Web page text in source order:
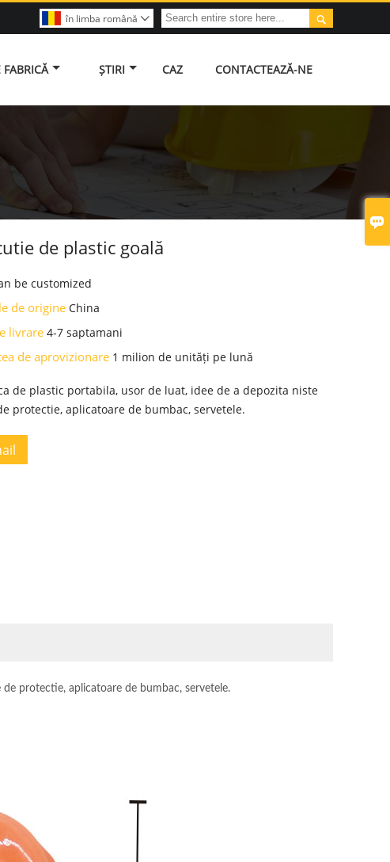


în limba română 
FABRICĂ ȘTIRI CAZ CONTACTEAZĂ-NE
de plastic goală
be customized
de origineChina
livrare4-7 saptamani
de aprovizionare 1 milion de unități pe lună
de plastic portabila, usor de luat, idee de a depozita niste
protectie, aplicatoare de bumbac, servetele.
protectie, aplicatoare de bumbac, servetele.